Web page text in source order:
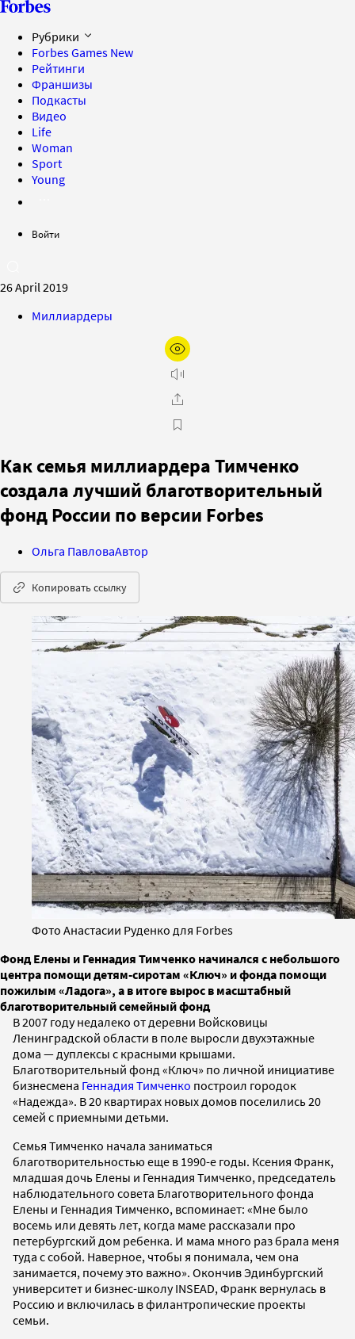
Рубрики
Forbes Games New
Рейтинги
Франшизы
Подкасты
Видео
Life
Woman
Sport
Young
Войти
26 April 2019
Миллиардеры
Как семья миллиардера Тимченко
создала лучший благотворительный
фонд России по версии Forbes
Ольга ПавловаАвтор
Копировать ссылку
Фото Анастасии Руденко для Forbes
Фонд Елены и Геннадия Тимченко начинался с небольшого
центра помощи детям-сиротам «Ключ» и фонда помощи
пожилым «Ладога», а в итоге вырос в масштабный
благотворительный семейный фонд
В 2007 году недалеко от деревни Войсковицы
Ленинградской области в поле выросли двухэтажные
дома — дуплексы с красными крышами.
Благотворительный фонд «Ключ» по личной инициативе
бизнесмена Геннадия Тимченко построил городок
«Надежда». В 20 квартирах новых домов поселились 20
семей c приемными детьми.
Семья Тимченко начала заниматься
благотворительностью еще в 1990-е годы. Ксения Франк,
младшая дочь Елены и Геннадия Тимченко, председатель
наблюдательного совета Благотворительного фонда
Елены и Геннадия Тимченко, вспоминает: «Мне было
восемь или девять лет, когда маме рассказали про
петербургский дом ребенка. И мама много раз брала меня
туда с собой. Наверное, чтобы я понимала, чем она
занимается, почему это важно». Окончив Эдинбургский
университет и бизнес-школу INSEAD, Франк вернулась в
Россию и включилась в филантропические проекты
семьи.